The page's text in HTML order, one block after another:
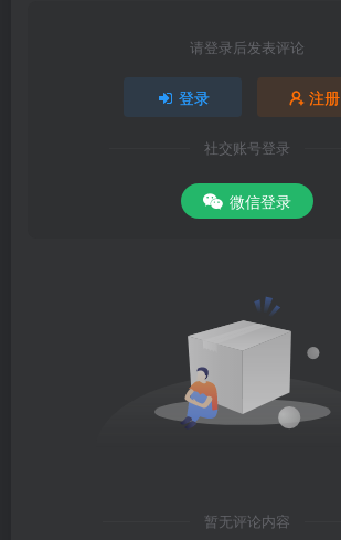
请登录后发表评论
登录 注册
社交账号登录
微信登录
暂无评论内容